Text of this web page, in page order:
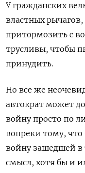
У гражданских
властных
притормозить с
трусливы, чтобы
принудить.
Но все же
автократ может
войну просто по
вопреки тому, что
войну зашедшей
смысл, хотя бы и